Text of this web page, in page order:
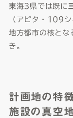
東海3県では既に
（アピタ・109シ
地方都市の核とな
き。
計画地の特
施設の真空地